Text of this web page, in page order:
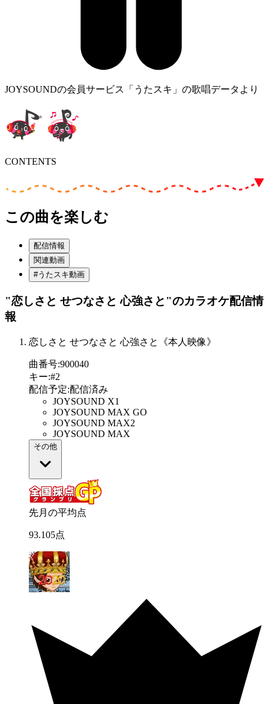
JOYSOUNDの会員サービス「うたスキ」の歌唱データより
CONTENTS
この曲を楽しむ
配信情報
関連動画
#うたスキ動画
"恋しさと せつなさと 心強さと"のカラオケ配信情
報
恋しさと せつなさと 心強さと《本人映像》
曲番号:900040
キー:#2
配信予定:配信済み
JOYSOUND X1
JOYSOUND MAX GO
JOYSOUND MAX2
JOYSOUND MAX
その他
先月の平均点
93.105点